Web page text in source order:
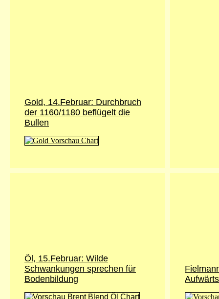
Gold, 14.Februar: Durchbruch
der 1160/1180 beflügelt die
Bullen
Öl, 15.Februar: Wilde
Schwankungen sprechen für
Bodenbildung